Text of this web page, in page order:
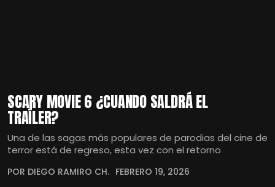
SCARY MOVIE 6 ¿CUANDO SALDRÁ EL
TRAÍLER?
Una de las sagas más populares de parodias del cine de
terror está de regreso, esta vez con el retorno
POR DIEGO RAMIRO CH. FEBRERO 19, 2026